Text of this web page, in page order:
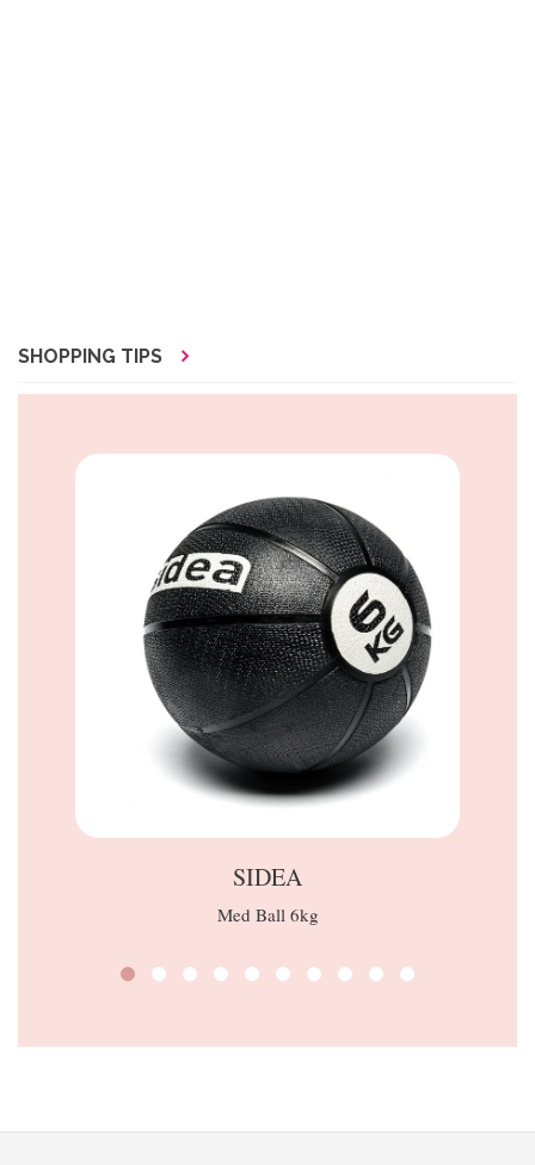
SHOPPING TIPS
SIDEA
Med Ball 6kg